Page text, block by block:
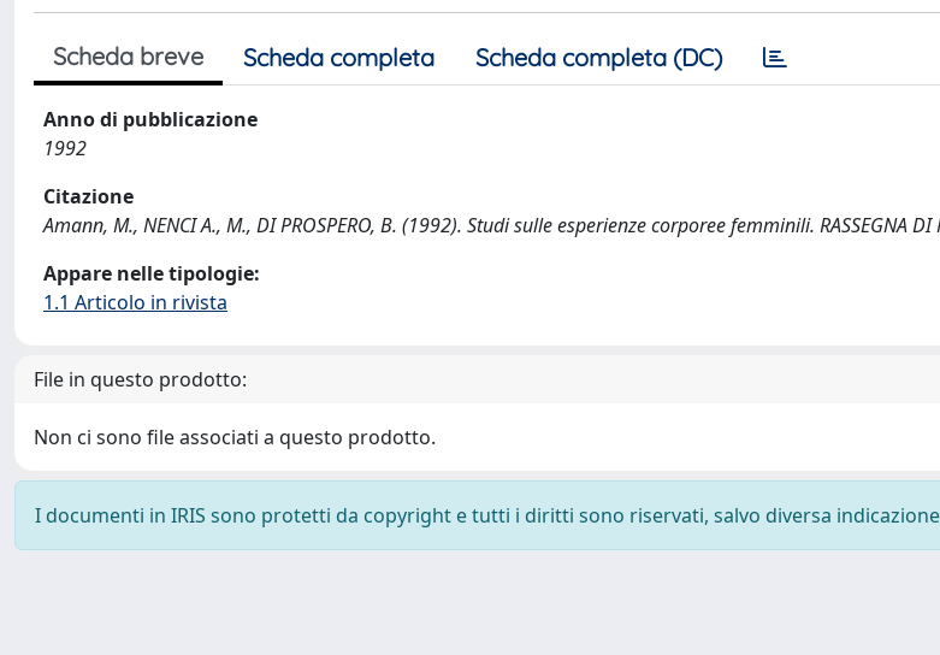
Scheda breve Scheda completa Scheda completa (DC)
Anno di pubblicazione
1992
Citazione
Amann, M., NENCI A., M., DI PROSPERO, B. (1992). Studi sulle esperienze corporee femminili. RASSEGNA DI
Appare nelle tipologie:
1.1 Articolo in rivista
File in questo prodotto:
Non ci sono file associati a questo prodotto.
I documenti in IRIS sono protetti da copyright e tutti i diritti sono riservati, salvo diversa